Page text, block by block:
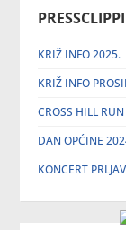
KRIŽ INFO 2025.
KRIŽ INFO
CROSS HILL
DAN OPĆINE
KONCERT